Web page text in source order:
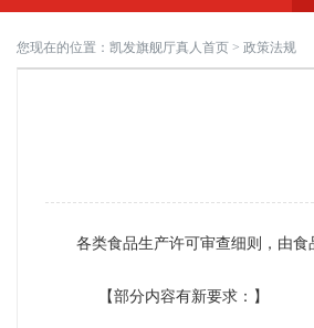
重要活动
您现在的位置： 凯发旗舰厅真人首页 > 政策法规
各类食品生产许可审查细则，由
【部分内容有新要求：】